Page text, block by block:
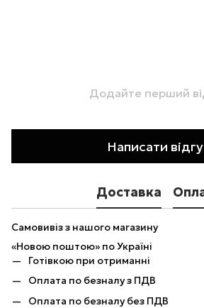
Додайте перший
Написати
Доставка
Самовивіз з нашого магазину
«Новою поштою» по Україні
Готівкою при отриманні
Оплата по безналу з ПДВ
Оплата по безналу без ПДВ